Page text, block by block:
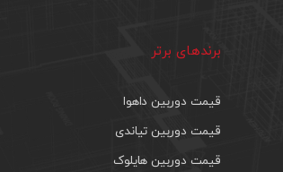
برندهای برتر
قیمت دوربین داهوا
قیمت دوربین تیاندی
قیمت دوربین هایلوک